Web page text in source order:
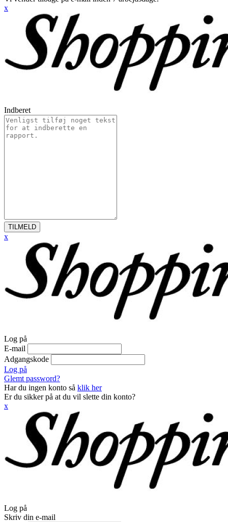
x
Indberet
TILMELD
x
Log på
E-mail
Adgangskode
Log på
Glemt password?
Har du ingen konto så klik her
Er du sikker på at du vil slette din konto?
x
Log på
Skriv din e-mail